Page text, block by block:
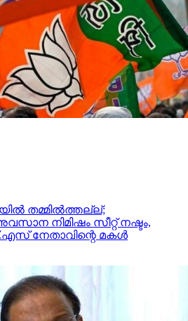
തമ്മില്‍ത്തല്ല്;
നിമിഷം സീറ്റ് നഷ്ടം,
നേതാവിന്റെ മകള്‍